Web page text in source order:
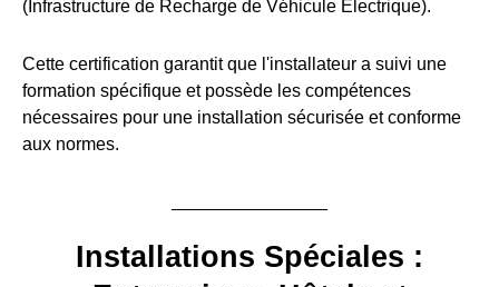
(Infrastructure de Recharge de Véhicule Électrique).
Cette certification garantit que l'installateur a suivi une
formation spécifique et possède les compétences
nécessaires pour une installation sécurisée et conforme
aux normes.
Installations Spéciales :